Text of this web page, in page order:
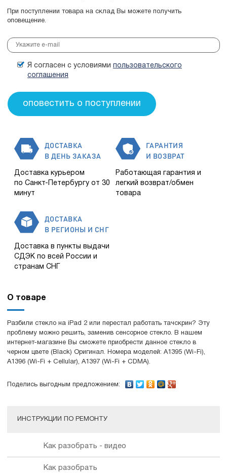
При поступлении товара на склад Вы можете получить
оповещение.
Я согласен с условиями пользовательского
соглашения
ДОСТАВКА
В ДЕНЬ ЗАКАЗА
Доставка курьером
по Санкт-Петербургу от 30
минут
ГАРАНТИЯ
И ВОЗВРАТ
Работающая гарантия и
легкий возврат/обмен
товара
ДОСТАВКА
В РЕГИОНЫ И СНГ
Доставка в пункты выдачи
СДЭК по всей России и
странам СНГ
О товаре
Разбили стекло на iPad 2 или перестал работать тачскрин? Эту
проблему можно решить, заменив сенсорное стекло. В нашем
интернет-магазине Вы сможете приобрести данное стекло в
черном цвете (Black) Оригинал. Номера моделей: A1395 (Wi-Fi),
A1396 (Wi-Fi + Cellular), A1397 (Wi-Fi + CDMA).
Поделись выгодным предложением:
ИНСТРУКЦИИ ПО РЕМОНТУ
Как разобрать - видео
Как разобрать